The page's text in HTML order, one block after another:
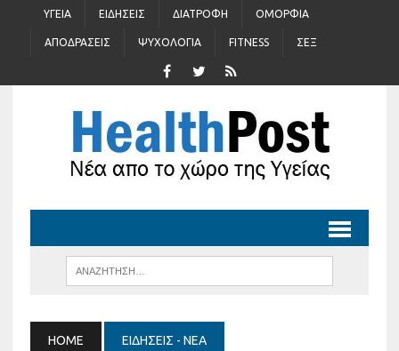
ΥΓΕΊΑ ΕΙΔΉΣΕΙΣ ΔΙΑΤΡΟΦΉ ΟΜΟΡΦΙΆ
ΑΠΟΔΡΆΣΕΙΣ ΨΥΧΟΛΟΓΊΑ FITNESS ΣΈΞ
HOME ΕΙΔΉΣΕΙΣ - ΝΈΑ